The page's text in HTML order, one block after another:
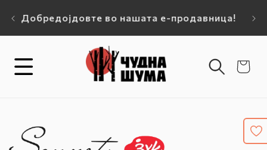
содржината
-10% на прва нарачка ! Купон при плаќање:
DOBREDOJDE-10
Кошничка